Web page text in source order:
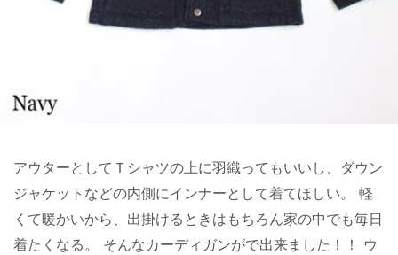
アウターとしてＴシャツの上に羽織ってもいいし、ダウン
ジャケットなどの内側にインナーとして着てほしい。 軽
くて暖かいから、出掛けるときはもちろん家の中でも毎日
着たくなる。 そんなカーディガンがで出来ました！！ ウ